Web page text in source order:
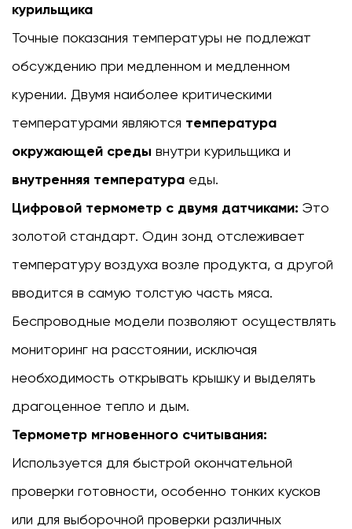
курильщика
Точные показания температуры не подлежат
обсуждению при медленном и медленном
курении. Двумя наиболее критическими
температурами являются температура
окружающей среды внутри курильщика и
внутренняя температура еды.
Цифровой термометр с двумя датчиками: Это
золотой стандарт. Один зонд отслеживает
температуру воздуха возле продукта, а другой
вводится в самую толстую часть мяса.
Беспроводные модели позволяют осуществлять
мониторинг на расстоянии, исключая
необходимость открывать крышку и выделять
драгоценное тепло и дым.
Термометр мгновенного считывания:
Используется для быстрой окончательной
проверки готовности, особенно тонких кусков
или для выборочной проверки различных